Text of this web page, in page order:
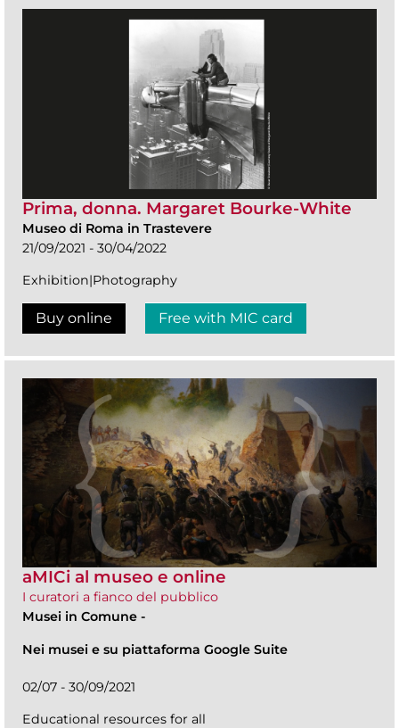
Prima, donna. Margaret Bourke-White
Museo di Roma in Trastevere
21/09/2021 - 30/04/2022
Exhibition|Photography
Buy online Free with MIC card
aMICi al museo e online
I curatori a fianco del pubblico
Musei in Comune -
Nei musei e su piattaforma Google Suite
02/07 - 30/09/2021
Educational resources for all